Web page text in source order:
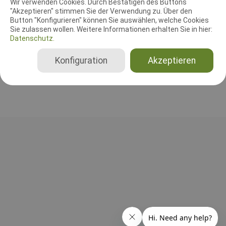
Wir verwenden Cookies. Durch Bestätigen des Buttons
"Akzeptieren" stimmen Sie der Verwendung zu. Über den
Button "Konfigurieren" können Sie auswählen, welche Cookies
Sie zulassen wollen. Weitere Informationen erhalten Sie in hier:
Datenschutz.
Akzeptieren
Konfiguration
Leistungsrichter
Irmgard Zinn
Begleithundprüfung